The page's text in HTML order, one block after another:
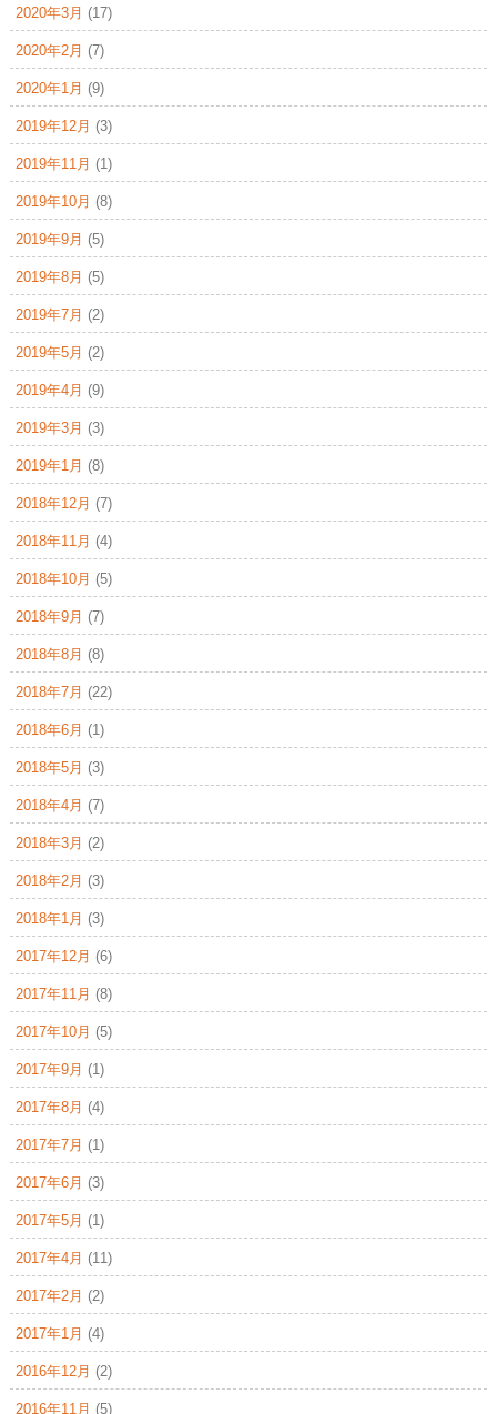
2020年3月 (17)
2020年2月 (7)
2020年1月 (9)
2019年12月 (3)
2019年11月 (1)
2019年10月 (8)
2019年9月 (5)
2019年8月 (5)
2019年7月 (2)
2019年5月 (2)
2019年4月 (9)
2019年3月 (3)
2019年1月 (8)
2018年12月 (7)
2018年11月 (4)
2018年10月 (5)
2018年9月 (7)
2018年8月 (8)
2018年7月 (22)
2018年6月 (1)
2018年5月 (3)
2018年4月 (7)
2018年3月 (2)
2018年2月 (3)
2018年1月 (3)
2017年12月 (6)
2017年11月 (8)
2017年10月 (5)
2017年9月 (1)
2017年8月 (4)
2017年7月 (1)
2017年6月 (3)
2017年5月 (1)
2017年4月 (11)
2017年2月 (2)
2017年1月 (4)
2016年12月 (2)
2016年11月 (5)